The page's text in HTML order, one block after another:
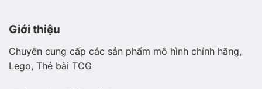
Giới thiệu
Chuyên cung cấp các sản phẩm mô hình chính hãng,
Lego, Thẻ bài TCG